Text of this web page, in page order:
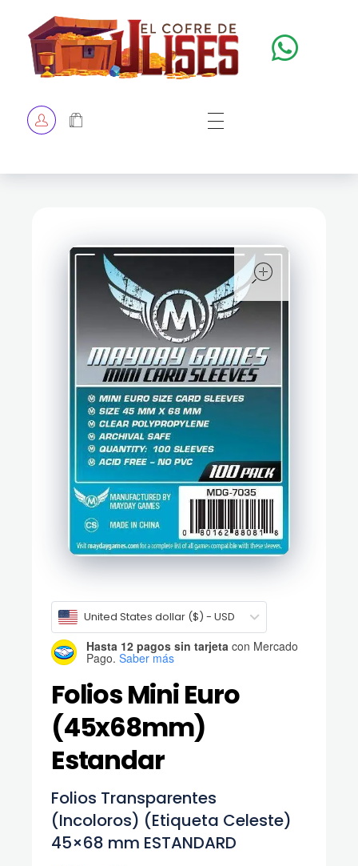
TIENDA
Folios Mini Euro
(45x68mm)
Estandar
United States dollar ($) - USD
Folios Transparentes
(Incoloros) (Etiqueta Celeste)
45×68 mm ESTANDARD
Hasta 12 pagos sin tarjeta con Mercado
Pago. Saber más